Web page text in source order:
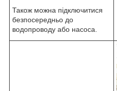
Також можна підключитися
безпосередньо до
водопроводу або насоса.